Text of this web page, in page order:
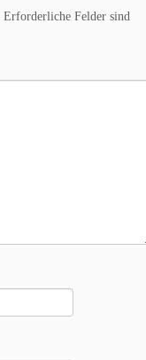
Erforderliche Felder sind